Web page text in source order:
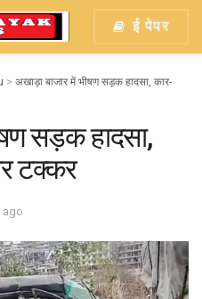
ई पेपर
> अखाड़ा बाजार में भीषण सड़क हादसा, कार-
सड़क हादसा,
टक्कर
ago